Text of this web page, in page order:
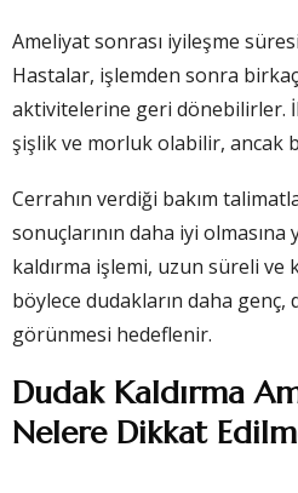
Ameliyat sonrası iyileşme
Hastalar, işlemden sonra
aktivitelerine geri dönebilirler.
şişlik ve morluk olabilir, ancak
Cerrahın verdiği bakım
sonuçlarının daha iyi olmasına
kaldırma işlemi, uzun süreli ve
böylece dudakların daha genç,
görünmesi hedeflenir.
Dudak Kaldırma
Nelere Dikkat